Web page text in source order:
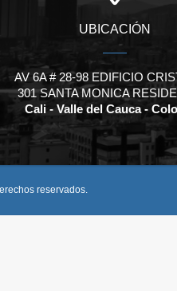
UBICACIÓN
AV 6A # 28-98 EDIFICIO
301 SANTA MONICA
Cali - Valle del Cauca -
reservados.